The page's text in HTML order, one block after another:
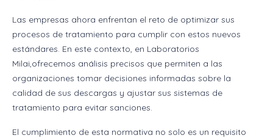
Las empresas ahora enfrentan el reto de optimizar sus
procesos de tratamiento para cumplir con estos nuevos
estándares. En este contexto, en Laboratorios
Milai,ofrecemos análisis precisos que permiten a las
organizaciones tomar decisiones informadas sobre la
calidad de sus descargas y ajustar sus sistemas de
tratamiento para evitar sanciones.
El cumplimiento de esta normativa no solo es un requisito